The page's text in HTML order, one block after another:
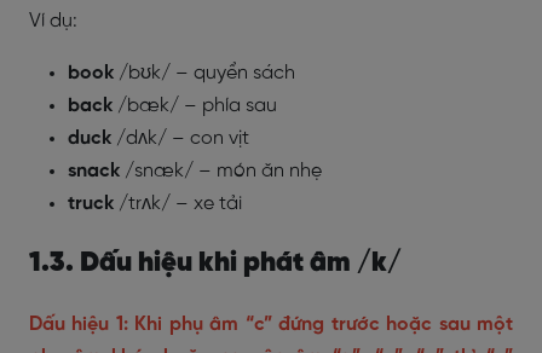
Ví dụ:
book /bʊk/ – quyển sách
back /bæk/ – phía sau
duck /dʌk/ – con vịt
snack /snæk/ – món ăn nhẹ
truck /trʌk/ – xe tải
1.3. Dấu hiệu khi phát âm /k/
Dấu hiệu 1: Khi phụ âm “c” đứng trước hoặc sau một